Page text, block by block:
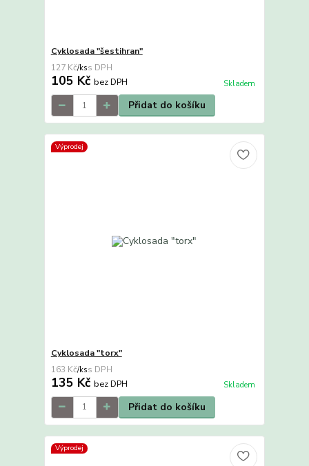
Cyklosada "šestihran"
127 Kč/ks
105 Kč bez DPH Skladem
Přidat do košíku
Výprodej
Cyklosada "torx"
163 Kč/ks
135 Kč bez DPH Skladem
Přidat do košíku
Výprodej